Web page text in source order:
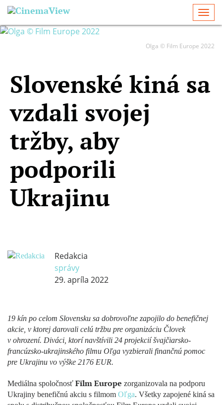
Olga © Film Europe 2022
Slovenské kiná sa
vzdali svojej
tržby, aby
podporili
Ukrajinu
Redakcia
správy
29. apríla 2022
19 kín po celom Slovensku sa dobrovoľne zapojilo do benefičnej
akcie, v ktorej darovali celú tržbu pre organizáciu Človek
v ohrození. Diváci, ktorí navštívili 24 projekcií švajčiarsko-
francúzsko-ukrajinského filmu Oľga vyzbierali finančnú pomoc
pre Ukrajinu vo výške 2176 EUR.
Mediálna spoločnosť Film Europe zorganizovala na podporu
Ukrajiny benefičnú akciu s filmom Oľga. Všetky zapojené kiná sa